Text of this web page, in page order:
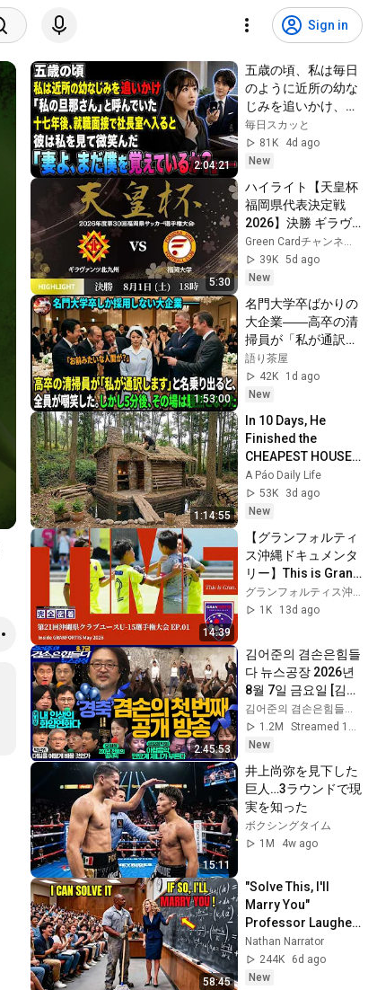
Sign in
2:04:21
五歳の頃、私は毎日
のように近所の幼な
じみを追いかけ、
「私の旦那さん」と
呼んでいた。十七年
後、就職面接で社長
室へ入ると、彼は私
を見て微笑んだ。
「妻よ、まだ僕を覚
えているか？」――
毎日スカッと
81K
4d ago
New
5:30
ハイライト【天皇杯
福岡県代表決定戦
2026】決勝 ギラヴ
ァンツ北九州 vs 福
岡大学  　2026年度
第30回 福岡県サッ
カー選手権大会
Green Cardチャンネル (株式会社グリーンカード)
39K 5d ago
New
1:53:00
名門大学卒ばかりの
大企業――高卒の清
掃員が「私が通訳い
たします」と財閥会
長に告げた瞬間、全
員が嘲笑した。しか
静まり返った。#動
エピソード#老後の
物語 #家族の物語
語り茶屋
42K
1d ago
New
1:14:55
In 10 Days, He
Finished the
CHEAPEST HOUSE
in the Forest Using
Simple Bushcraft
Building Skills
A Páo Daily Life
53K
3d ago
New
14:39
【グランフォルティ
ス沖縄ドキュメンタ
リー】This is Gran |
EP01「TIME」OFA
第21回沖縄県クラブ
勝、そして決勝へ ―
1K
13d ago
2:45:53
김어준의 겸손은힘들
다 뉴스공장 2026년
8월 7일 금요일 [김희
교X박구용X박태웅X
이진경, 홍사훈X주진
우X정준희X이재석,
오밀희, 스포츠공장,
금요음악회(마지카)]
1.2M
New
15:11
井上尚弥を見下した
巨人…3ラウンドで現
実を知った
ボクシングタイム
1M
4w ago
58:45
"Solve This, I'll
Marry You"
Professor Laughed
— Black Janitor Did
and Now She Can't
Take It Back
Nathan Narrator
244K
6d ago
New